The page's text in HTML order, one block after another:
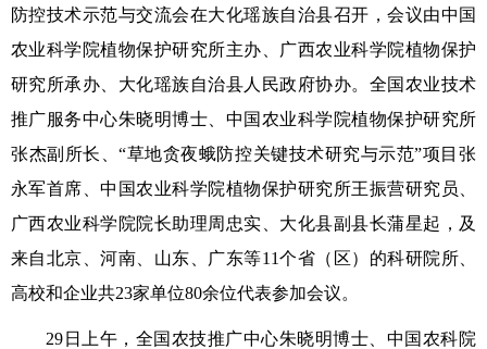
防控技术示范与交流会在大化瑶族自治县召开，会议由中国
农业科学院植物保护研究所主办、广西农业科学院植物保护
研究所承办、大化瑶族自治县人民政府协办。全国农业技术
推广服务中心朱晓明博士、中国农业科学院植物保护研究所
张杰副所长、“草地贪夜蛾防控关键技术研究与示范”项目张
永军首席、中国农业科学院植物保护研究所王振营研究员、
广西农业科学院院长助理周忠实、 大化县副县长蒲星起 ，及
来自北京、河南、山东、广东等11个省（区）的科研院所、
高校和企业共23家单位80余位代表参加会议。
29日上午，全国农技推广中心朱晓明博士、中国农科院